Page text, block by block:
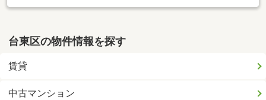
台東区の物件情報を探す
賃貸
中古マンション